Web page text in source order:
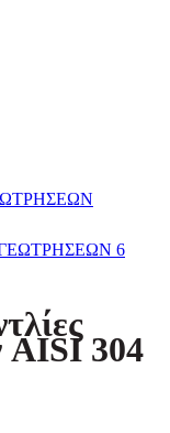
6
AISI 304